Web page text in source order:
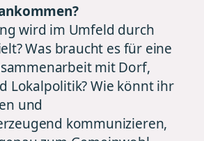
wird im Umfeld durch
Was braucht es für eine
mit Dorf,
Lokalpolitik? Wie könnt ihr
und
kommunizieren,